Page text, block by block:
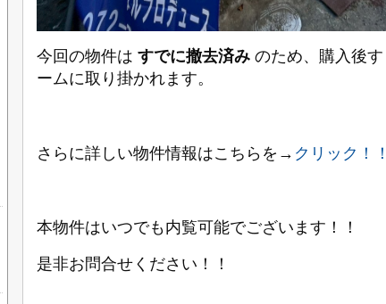
今回の物件は すでに撤去済み のため、購入後
ームに取り掛かれます。
さらに詳しい物件情報はこちらを→ クリック！！
本物件はいつでも内覧可能でございます！！
是非お問合せください！！